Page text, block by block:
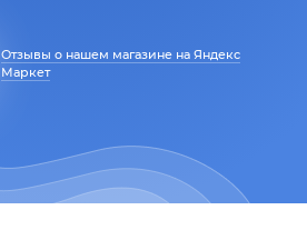
Отзывы о нашем магазине на Яндекс
Маркет